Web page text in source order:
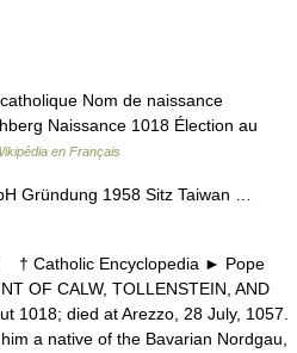
Nom de naissance
Naissance 1018 Élection au
en Français
Gründung 1958 Sitz Taiwan …
Catholic Encyclopedia ► Pope
OF CALW, TOLLENSTEIN, AND
died at Arezzo, 28 July, 1057.
a native of the Bavarian Nordgau,